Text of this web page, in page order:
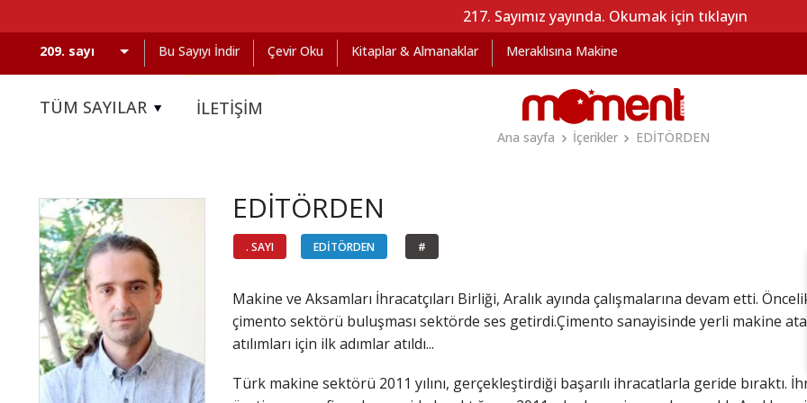
217. Sayımız yayında. Okumak için tıklayın
Bu Sayıyı İndir Çevir Oku Kitaplar & Almanaklar Meraklısına Makine
TÜM SAYILAR İLETİŞİM
Ana sayfa
İçerikler EDİTÖRDEN
EDİTÖRDEN
. SAYI EDİTÖRDEN #
Makine ve Aksamları İhracatçıları Birliği, Aralık ayında çalışmalarına devam etti.
çimento sektörü buluşması sektörde ses getirdi.Çimento sanayisinde yerli makine
atılımları için ilk adımlar atıldı...
Türk makine sektörü 2011 yılını, gerçekleştirdiği başarılı ihracatlarla geride bıraktı.